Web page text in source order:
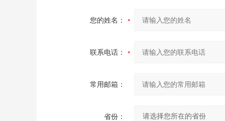
您的姓名：
联系电话：
常用邮箱：
省份：